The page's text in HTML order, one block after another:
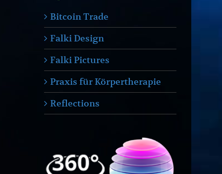
Bitcoin Trade
Falki Design
Falki Pictures
Praxis für Körpertherapie
Reflections